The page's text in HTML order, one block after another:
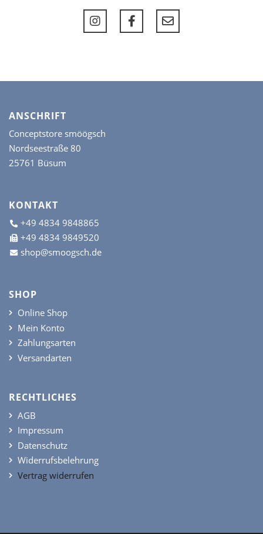
ANSCHRIFT
Conceptstore smöögsch
Nordseestraße 80
25761 Büsum
KONTAKT
+49 4834 9848865
+49 4834 9849520
shop@smoogsch.de
SHOP
Online Shop
Mein Konto
Zahlungsarten
Versandarten
RECHTLICHES
AGB
Impressum
Datenschutz
Widerrufsbelehrung
Vertrag widerrufen